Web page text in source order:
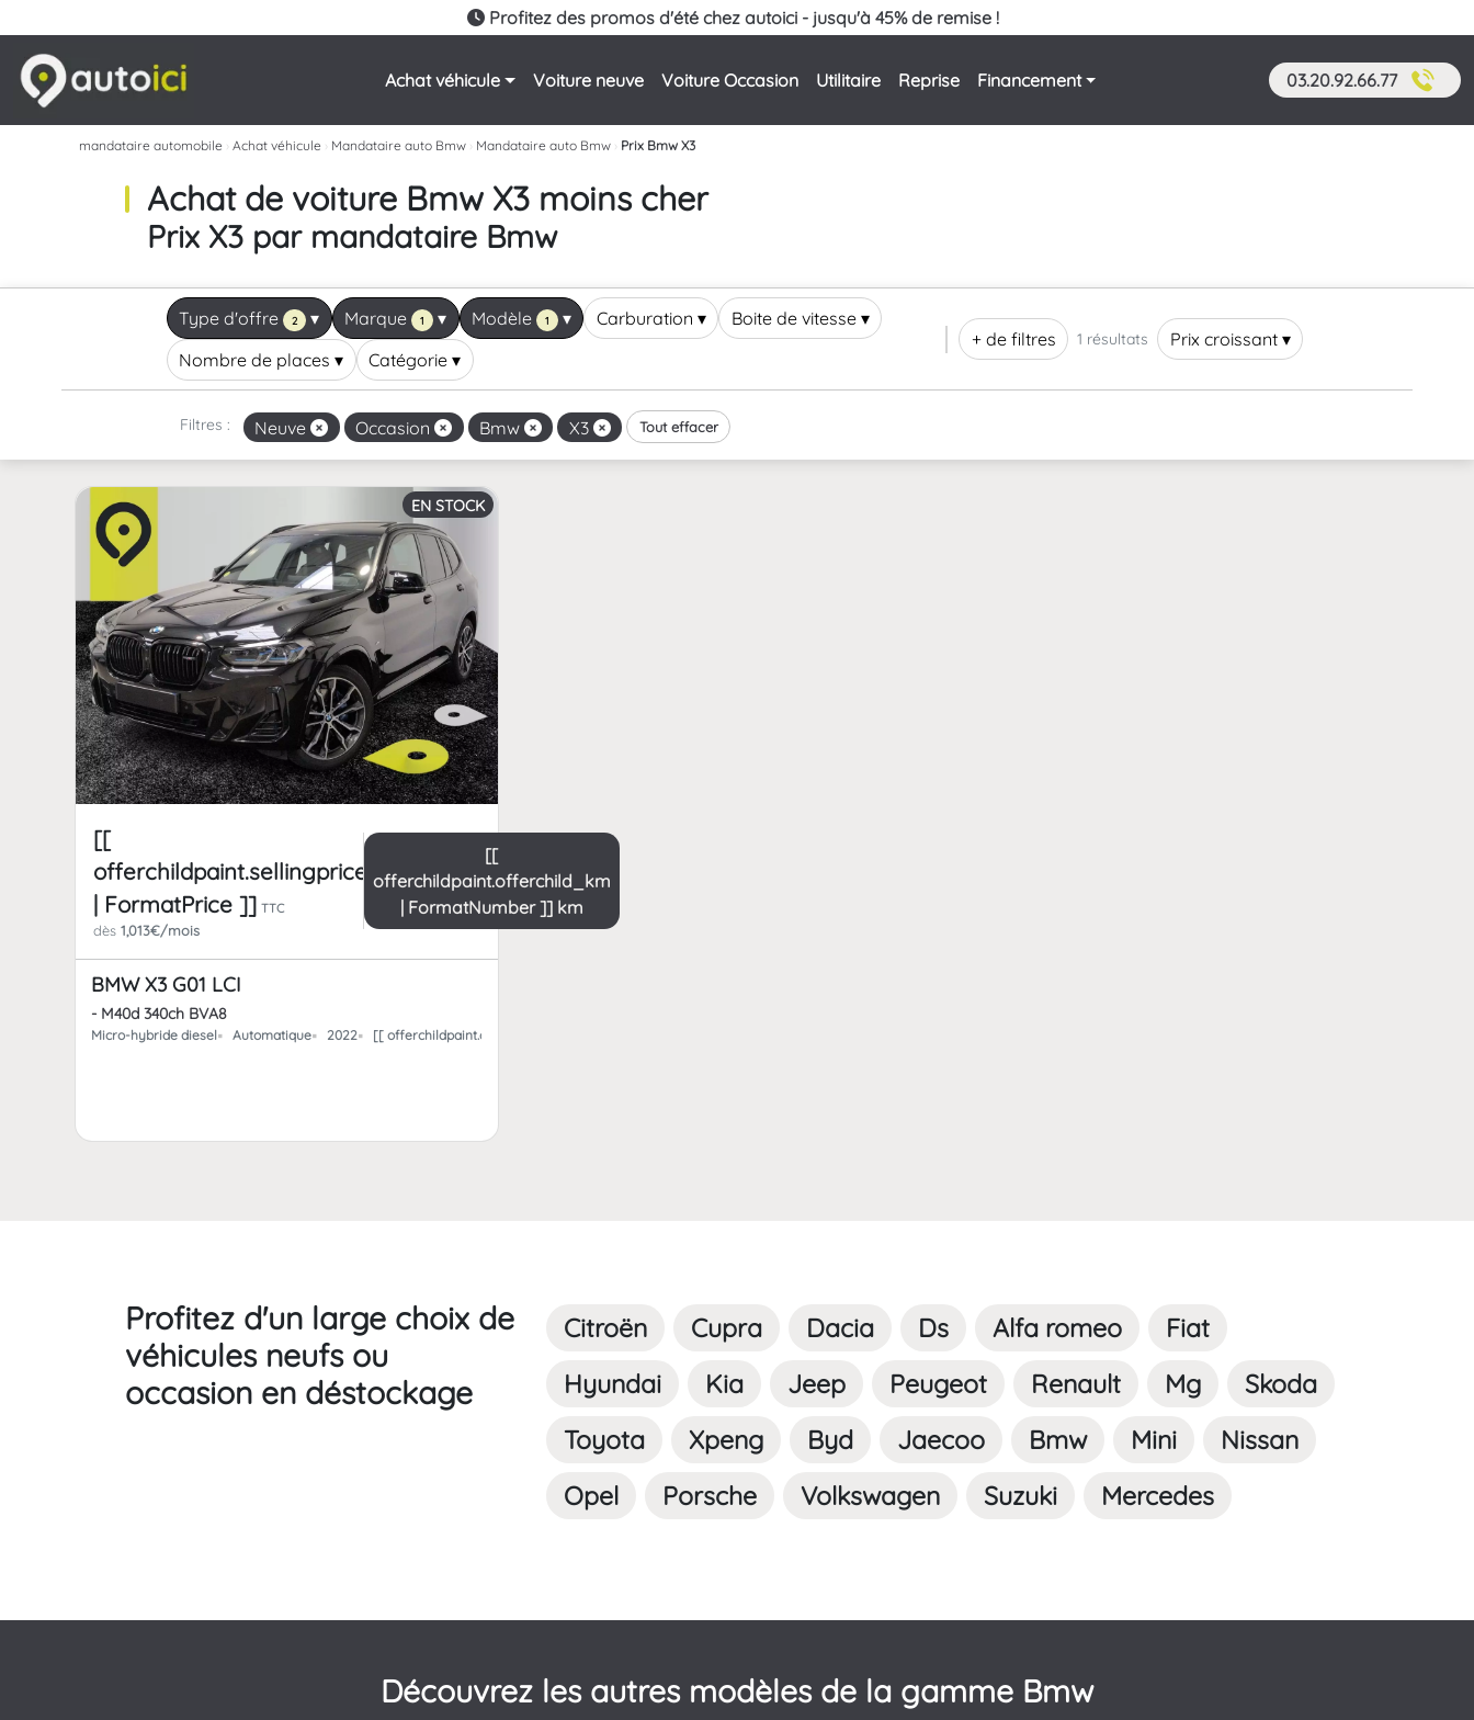
Profitez des promos d'été chez autoici - jusqu'à 45% de remise !
Achat véhicule Voiture neuve Voiture Occasion Utilitaire Reprise Financement 03.20.92.66.77
mandataire automobile › Achat véhicule › Mandataire auto Bmw › Mandataire auto Bmw › Prix Bmw X3
Achat de voiture Bmw X3 moins cher
Prix X3 par mandataire Bmw
Type d'offre 2 ▾ Marque 1 ▾ Modèle 1 ▾ Carburation ▾ Boite de vitesse ▾
Nombre de places▾ Catégorie▾
+ de filtres 1 résultats Prix croissant ▾
Filtres : Neuve Occasion Bmw X3 Tout effacer
EN STOCK
[[
offerchildpaint.sellingpricepart_ttc
| FormatPrice ]] TTC
dès 1,013€/mois
[[
offerchildpaint.offerchild_km
| FormatNumber ]] km
BMW X3 G01 LCI
- M40d 340ch BVA8
Micro-hybride diesel Automatique 2022 [[ offerchildpaint.offerchild_km | FormatNumber ]] kms
Profitez d'un large choix de
véhicules neufs ou
occasion en déstockage
Citroën Cupra Dacia Ds Alfa romeo
Fiat
Hyundai
Kia Jeep Peugeot Renault Mg
Skoda
Toyota
Xpeng Byd Jaecoo Bmw Mini
Nissan
Opel
Porsche Volkswagen Suzuki Mercedes
Découvrez les autres modèles de la gamme Bmw